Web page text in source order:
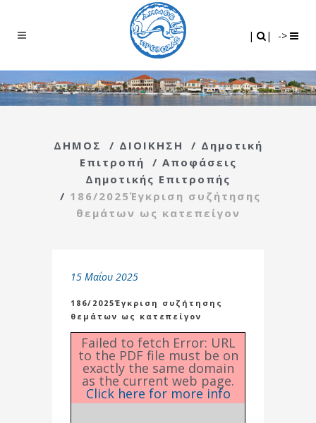
| | ->
ΔΗΜΟΣ / ΔΙΟΙΚΗΣΗ / Δημοτική
Επιτροπή
/ Αποφάσεις
Δημοτικής Επιτροπής
/ 186/2025Έγκριση συζήτησης
θεμάτων ως κατεπείγον
15 Μαΐου 2025
186/2025Έγκριση συζήτησης
θεμάτων ως κατεπείγον
Failed to fetch Error: URL
to the PDF file must be on
exactly the same domain
as the current web page.
Click here for more info